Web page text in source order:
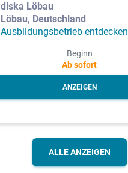
diska Löbau
Löbau, Deutschland
Ausbildungsbetrieb entdecken
Beginn
Ab sofort
ANZEIGEN
ALLE ANZEIGEN